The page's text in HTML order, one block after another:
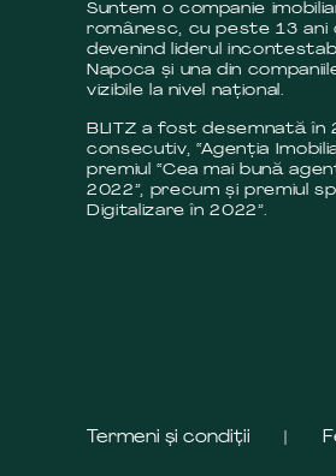
Suntem o companie
românesc, cu peste 13 ani
devenind liderul
Napoca și una din
vizibile la nivel național.
BLITZ a fost desemnată în
consecutiv, “Agenția
premiul “Cea mai bună
2022”, precum și premiul
Digitalizare în 2022”.
Termeni și condiții